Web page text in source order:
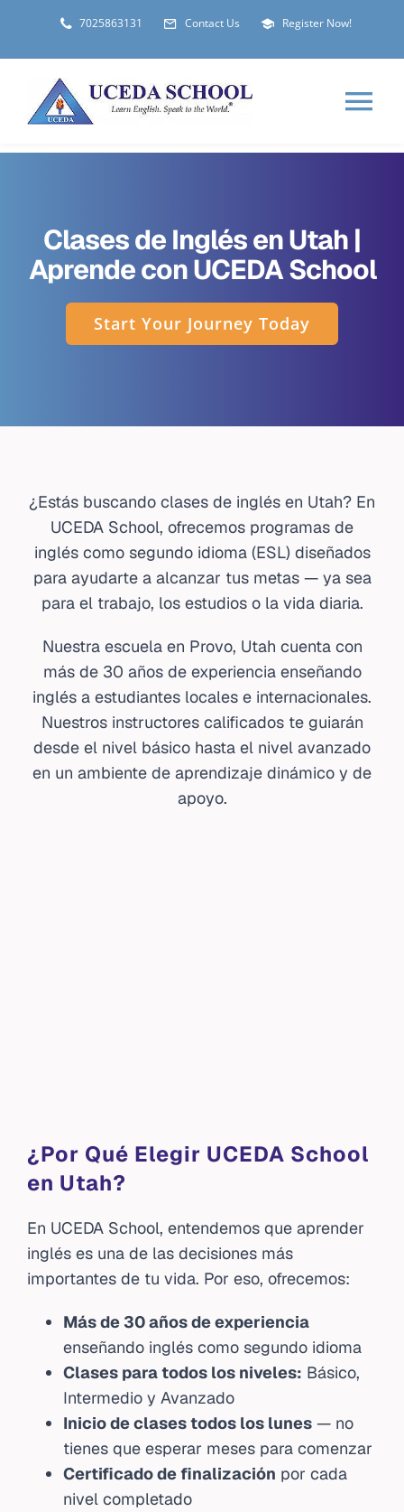
7025863131 Contact Us Register Now!
ABOUT
REGISTER
Clases de Inglés en Utah |
Aprende con UCEDA School
Start Your Journey Today
¿Estás buscando clases de inglés en Utah? En
UCEDA School, ofrecemos programas de
inglés como segundo idioma (ESL) diseñados
para ayudarte a alcanzar tus metas — ya sea
para el trabajo, los estudios o la vida diaria.
Nuestra escuela en Provo, Utah cuenta con
más de 30 años de experiencia enseñando
inglés a estudiantes locales e internacionales.
Nuestros instructores calificados te guiarán
desde el nivel básico hasta el nivel avanzado
en un ambiente de aprendizaje dinámico y de
apoyo.
¿Por Qué Elegir UCEDA School
en Utah?
En UCEDA School, entendemos que aprender
inglés es una de las decisiones más
importantes de tu vida. Por eso, ofrecemos:
Más de 30 años de experiencia
enseñando inglés como segundo idioma
Clases para todos los niveles: Básico,
Intermedio y Avanzado
Inicio de clases todos los lunes— no
tienes que esperar meses para comenzar
Certificado de finalización por cada
nivel completado